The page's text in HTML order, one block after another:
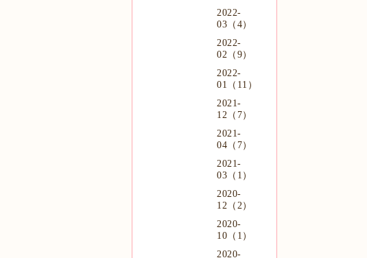
2022-
03（4）
2022-
02（9）
2022-
01（11）
2021-
12（7）
2021-
04（7）
2021-
03（1）
2020-
12（2）
2020-
10（1）
2020-